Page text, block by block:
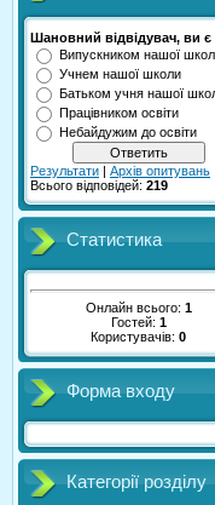
Шановний відвідувач, ви є
Випускником нашої
Учнем нашої школи
Батьком учня нашої
Працівником освіти
Небайдужим до освіти
Результати | Архів опитувань
Всього відповідей: 219
Статистика
Онлайн всього: 1
Гостей: 1
Користувачів:0
Форма входу
Категорії розділу